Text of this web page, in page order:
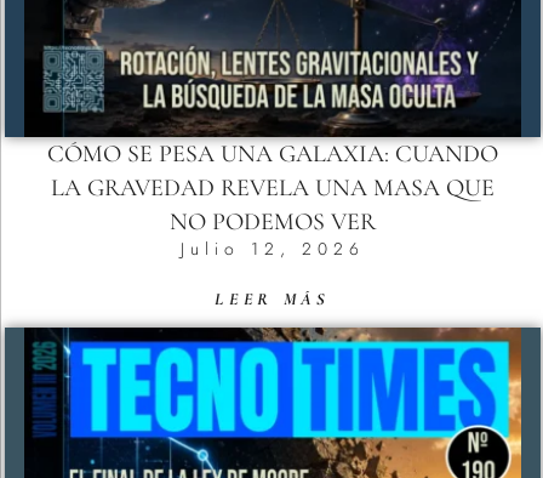
CÓMO SE PESA UNA GALAXIA: CUANDO
LA GRAVEDAD REVELA UNA MASA QUE
NO PODEMOS VER
Julio 12, 2026
LEER MÁS